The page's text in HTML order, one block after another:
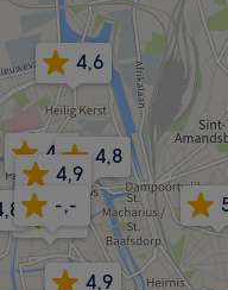
4,6
4,9
4,8
4,9
4,6
-,-
4,9